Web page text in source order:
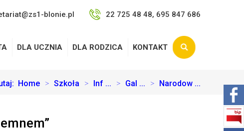
blonie.pl 22 725 48 48, 695 847 686
DLA UCZNIA DLA RODZICA KONTAKT
Home > Szkoła > Inf ... > Gal ... > Narodow ...